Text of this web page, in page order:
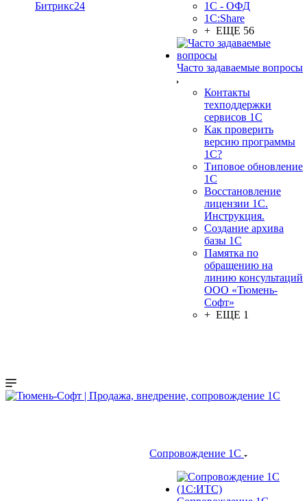
Битрикс24
1С - ОФД
1С:Share
+ ЕЩЕ 56
Часто задаваемые вопросы
Контакты
техподдержки
сервисов 1С
Как проверить
версию программы
1С?
Типовое обновление
1С
Восстановление
лицензии 1С.
Инструкция.
Создание архива
базы 1С
Памятка по
обращению на
линию консультаций
ООО «Тюмень-
Софт»
+ ЕЩЕ 1
Сопровождение 1С